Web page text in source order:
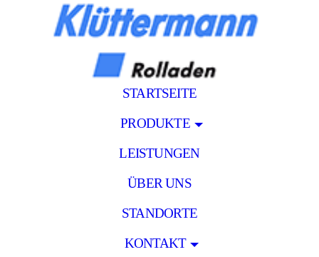
STARTSEITE
PRODUKTE
LEISTUNGEN
ÜBER UNS
STANDORTE
KONTAKT